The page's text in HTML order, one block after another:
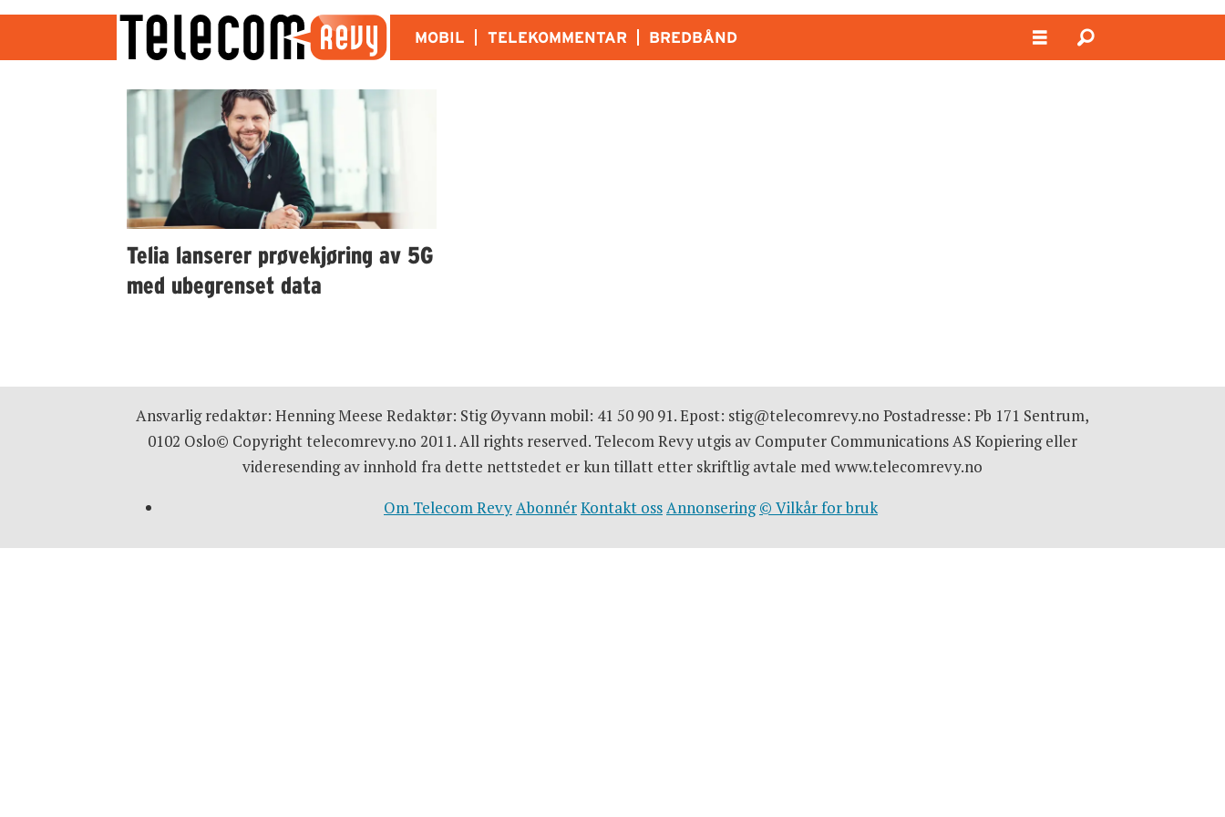
MOBIL TELEKOMMENTAR BREDBÅND
prøvekjøring
Telia lanserer prøvekjøring av 5G
med ubegrenset data
Ansvarlig redaktør: Henning Meese Redaktør: Stig Øyvann mobil: 41 50 90 91. Epost: stig@telecomrevy.no Postadresse: Pb 171 Sentrum,
0102 Oslo© Copyright telecomrevy.no 2011. All rights reserved. Telecom Revy utgis av Computer Communications AS Kopiering eller
videresending av innhold fra dette nettstedet er kun tillatt etter skriftlig avtale med www.telecomrevy.no
Om Telecom RevyAbonnérKontakt ossAnnonsering © Vilkår for bruk